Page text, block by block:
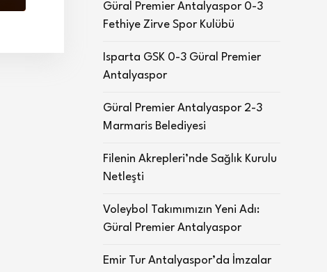
Güral Premier Antalyaspor 0-3
Fethiye Zirve Spor Kulübü
Isparta GSK 0-3 Güral Premier
Antalyaspor
Güral Premier Antalyaspor 2-3
Marmaris Belediyesi
Filenin Akrepleri’nde Sağlık Kurulu
Netleşti
Voleybol Takımımızın Yeni Adı:
Güral Premier Antalyaspor
Emir Tur Antalyaspor’da İmzalar